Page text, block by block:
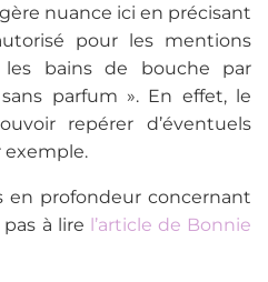
nuance ici en précisant
pour les mentions
bains de bouche par
parfum ». En effet, le
repérer d’éventuels
exemple.
en profondeur concernant
pas à lire l’article de Bonnie